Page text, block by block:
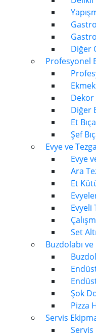
Diğer
Profesyonel
Dekor
Diğer
Et
Şef
Evye ve
Evye
Ara
Et
Evyeli
Set
Buzdolabı
Şok
Pizza
Servis
Servis